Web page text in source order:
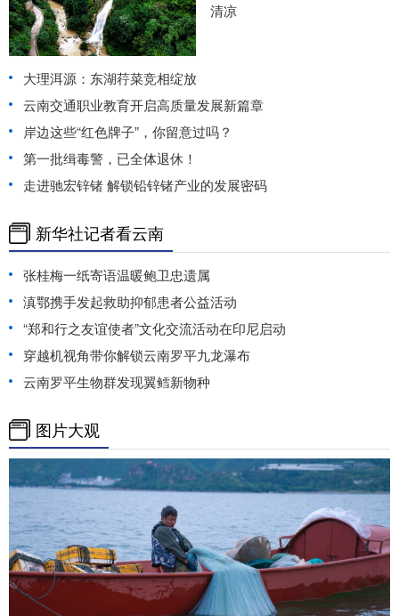
清凉
大理洱源：东湖荇菜竞相绽放
云南交通职业教育开启高质量发展新篇章
岸边这些“红色牌子”，你留意过吗？
第一批缉毒警，已全体退休！
走进驰宏锌锗 解锁铅锌锗产业的发展密码
新华社记者看云南
张桂梅一纸寄语温暖鲍卫忠遗属
滇鄂携手发起救助抑郁患者公益活动
“郑和行之友谊使者”文化交流活动在印尼启动
穿越机视角带你解锁云南罗平九龙瀑布
云南罗平生物群发现翼鳕新物种
图片大观